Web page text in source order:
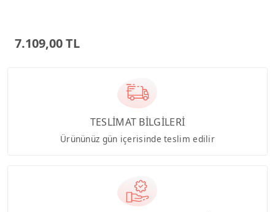
7.109,00 TL
TESLİMAT BİLGİLERİ
Ürününüz gün içerisinde teslim edilir